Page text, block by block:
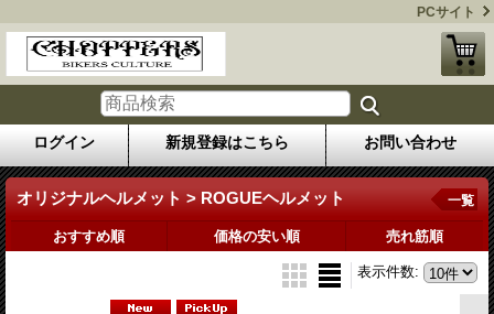
PCサイト
ログイン 新規登録はこちら お問い合わせ
オリジナルヘルメット > ROGUEヘルメット 一覧
おすすめ順 価格の安い順 売れ筋順
表示件数: